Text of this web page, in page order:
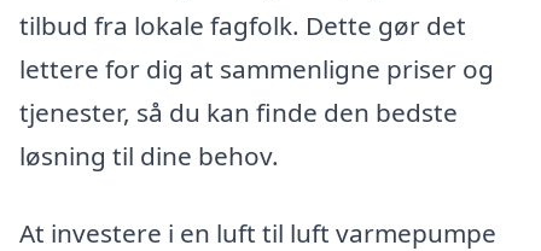
tilbud fra lokale fagfolk. Dette gør det
lettere for dig at sammenligne priser og
tjenester, så du kan finde den bedste
løsning til dine behov.
At investere i en luft til luft varmepumpe